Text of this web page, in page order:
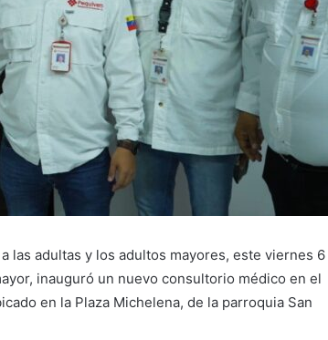
las adultas y los adultos mayores, este viernes 6
inauguró un nuevo consultorio médico en el
en la Plaza Michelena, de la parroquia San